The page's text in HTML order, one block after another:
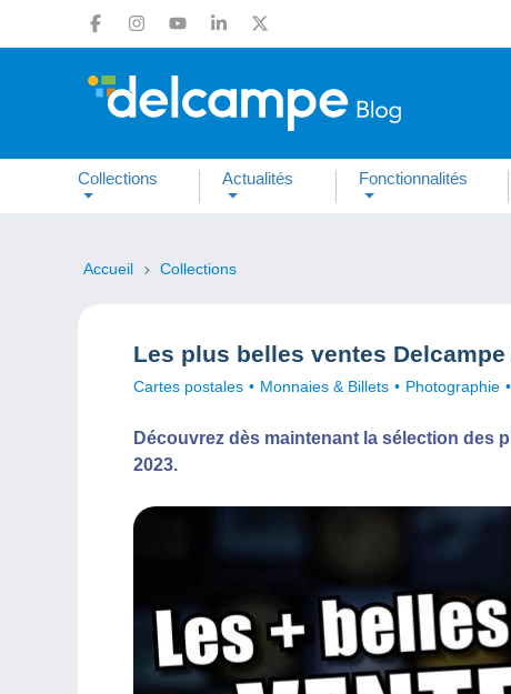
Collections Actualités Fonctionnalités
Accueil Collections
Les plus belles ventes Delcampe
Cartes postales Monnaies & Billets Photographie
Découvrez dès maintenant la sélection des
2023.